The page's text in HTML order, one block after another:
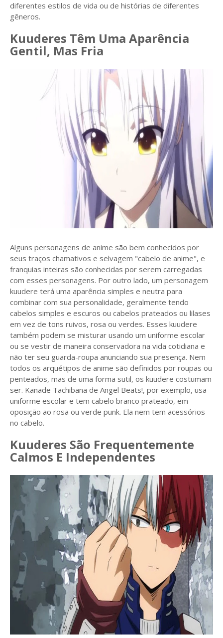
diferentes estilos de vida ou de histórias de diferentes
gêneros.
Kuuderes Têm Uma Aparência
Gentil, Mas Fria
Alguns personagens de anime são bem conhecidos por
seus traços chamativos e selvagem "cabelo de anime", e
franquias inteiras são conhecidas por serem carregadas
com esses personagens. Por outro lado, um personagem
kuudere terá uma aparência simples e neutra para
combinar com sua personalidade, geralmente tendo
cabelos simples e escuros ou cabelos prateados ou lilases
em vez de tons ruivos, rosa ou verdes. Esses kuudere
também podem se misturar usando um uniforme escolar
ou se vestir de maneira conservadora na vida cotidiana e
não ter seu guarda-roupa anunciando sua presença. Nem
todos os arquétipos de anime são definidos por roupas ou
penteados, mas de uma forma sutil, os kuudere costumam
ser. Kanade Tachibana de Angel Beats!, por exemplo, usa
uniforme escolar e tem cabelo branco prateado, em
oposição ao rosa ou verde punk. Ela nem tem acessórios
no cabelo.
Kuuderes São Frequentemente
Calmos E Independentes